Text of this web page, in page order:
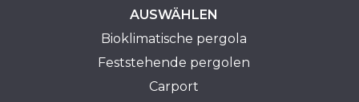
AUSWÄHLEN
Bioklimatische pergola
Feststehende pergolen
Carport